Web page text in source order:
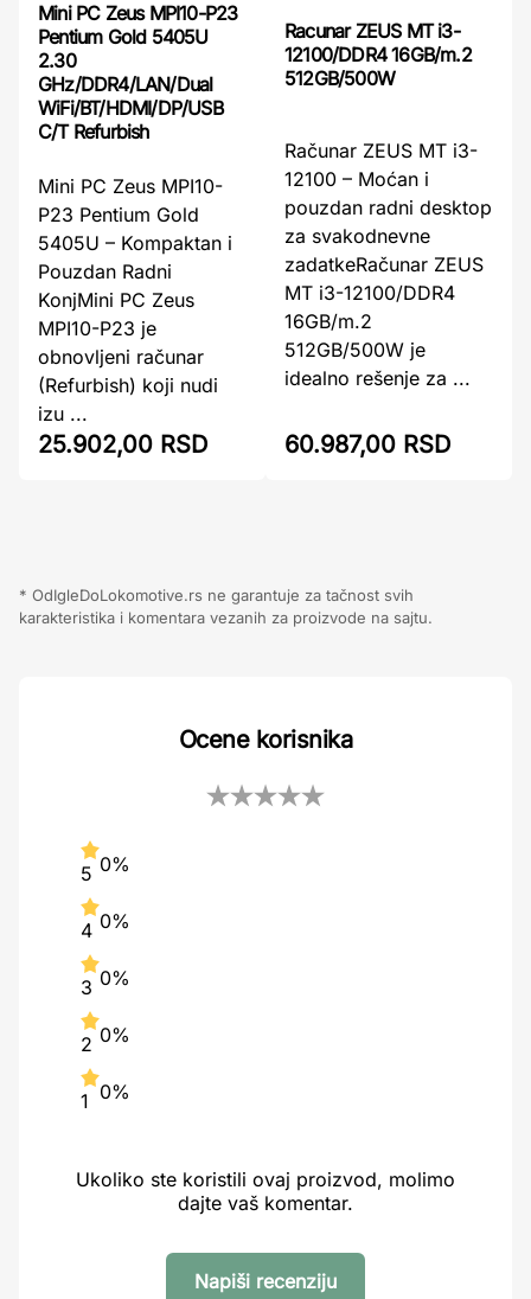
Mini PC Zeus MPI10-P23
Pentium Gold 5405U
2.30
GHz/DDR4/LAN/Dual
WiFi/BT/HDMI/DP/USB
C/T Refurbish
Mini PC Zeus MPI10-
P23 Pentium Gold
5405U – Kompaktan i
Pouzdan Radni
KonjMini PC Zeus
MPI10-P23 je
obnovljeni računar
(Refurbish) koji nudi
izu ...
25.902,00 RSD
Racunar ZEUS MT i3-
12100/DDR4 16GB/m.2
512GB/500W
Računar ZEUS MT i3-
12100 – Moćan i
pouzdan radni desktop
za svakodnevne
zadatkeRačunar ZEUS
MT i3-12100/DDR4
16GB/m.2
512GB/500W je
idealno rešenje za ...
60.987,00 RSD
* OdIgleDoLokomotive.rs ne garantuje za tačnost svih
karakteristika i komentara vezanih za proizvode na sajtu.
Ocene korisnika
5 0%
4 0%
3 0%
2 0%
1 0%
Ukoliko ste koristili ovaj proizvod, molimo
dajte vaš komentar.
Napiši recenziju